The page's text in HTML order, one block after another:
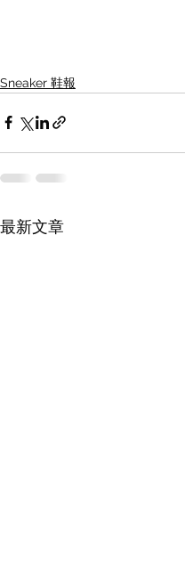
Sneaker 鞋報
最新文章